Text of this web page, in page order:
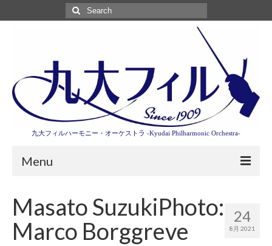
Search
for:
九大フィルハーモニー・オーケストラ -Kyudai Philharmonic Orchestra-
Menu
演奏会情報 24
8月 2021
Masato SuzukiPhoto:
Marco Borggreve